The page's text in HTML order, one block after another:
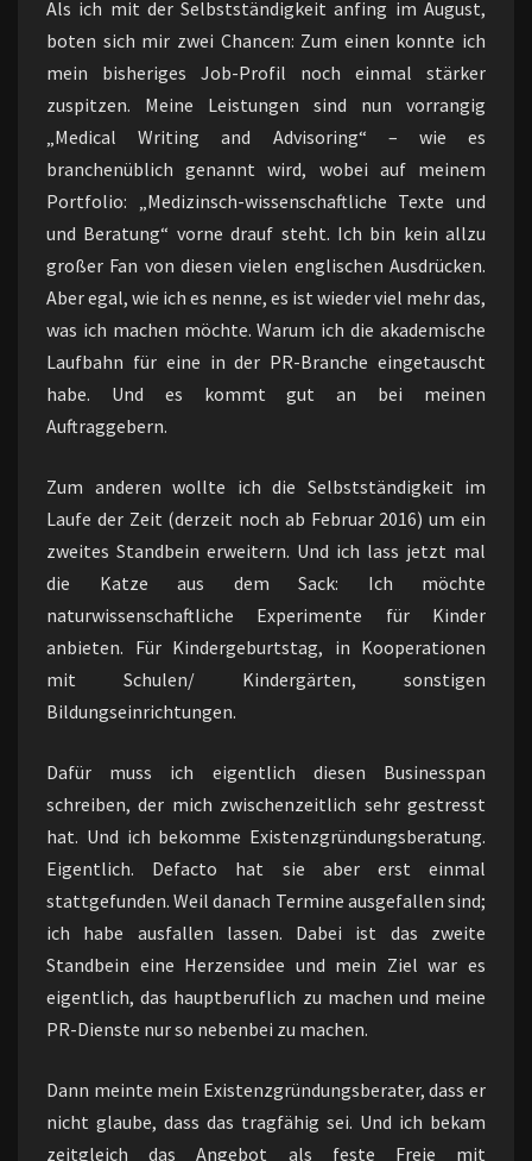
Als ich mit der Selbstständigkeit anfing im August,
boten sich mir zwei Chancen: Zum einen konnte ich
mein bisheriges Job-Profil noch einmal stärker
zuspitzen. Meine Leistungen sind nun vorrangig
„Medical Writing and Advisoring“ – wie es
branchenüblich genannt wird, wobei auf meinem
Portfolio: „Medizinsch-wissenschaftliche Texte und
und Beratung“ vorne drauf steht. Ich bin kein allzu
großer Fan von diesen vielen englischen Ausdrücken.
Aber egal, wie ich es nenne, es ist wieder viel mehr das,
was ich machen möchte. Warum ich die akademische
Laufbahn für eine in der PR-Branche eingetauscht
habe. Und es kommt gut an bei meinen
Auftraggebern.
Zum anderen wollte ich die Selbstständigkeit im
Laufe der Zeit (derzeit noch ab Februar 2016) um ein
zweites Standbein erweitern. Und ich lass jetzt mal
die Katze aus dem Sack: Ich möchte
naturwissenschaftliche Experimente für Kinder
anbieten. Für Kindergeburtstag, in Kooperationen
mit Schulen/ Kindergärten, sonstigen
Bildungseinrichtungen.
Dafür muss ich eigentlich diesen Businesspan
schreiben, der mich zwischenzeitlich sehr gestresst
hat. Und ich bekomme Existenzgründungsberatung.
Eigentlich. Defacto hat sie aber erst einmal
stattgefunden. Weil danach Termine ausgefallen sind;
ich habe ausfallen lassen. Dabei ist das zweite
Standbein eine Herzensidee und mein Ziel war es
eigentlich, das hauptberuflich zu machen und meine
PR-Dienste nur so nebenbei zu machen.
Dann meinte mein Existenzgründungsberater, dass er
nicht glaube, dass das tragfähig sei. Und ich bekam
zeitgleich das Angebot als feste Freie mit